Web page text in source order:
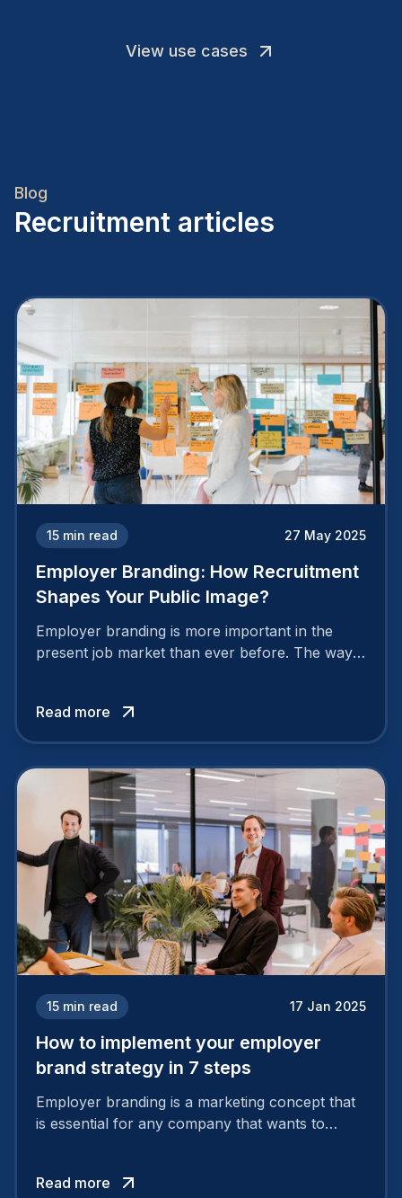
View use cases
Blog
Recruitment articles
15 min read 27 May 2025
Employer Branding: How Recruitment
Shapes Your Public Image?
Employer branding is more important in the
present job market than ever before. The way
Read more
15 min read 17 Jan 2025
How to implement your employer
brand strategy in 7 steps
Employer branding is a marketing concept that
is essential for any company that wants to
solid and positive employer brand are clear, you
Read more